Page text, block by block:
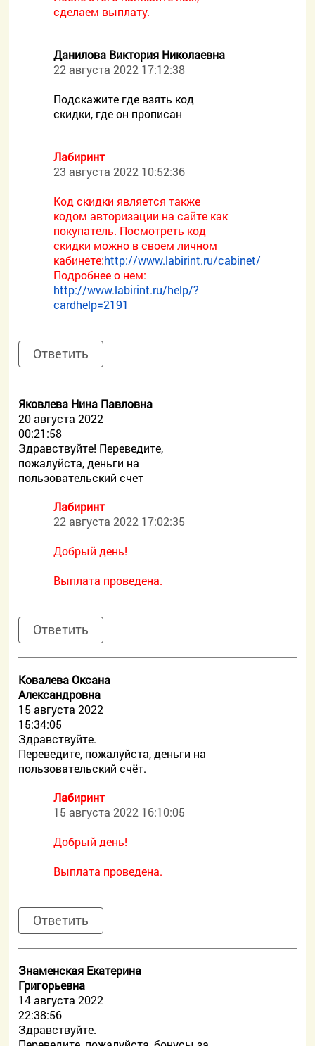
сделаем выплату.
Данилова Виктория Николаевна
22 августа 2022 17:12:38
Подскажите где взять код
скидки, где он прописан
Лабиринт
23 августа 2022 10:52:36
Код скидки является также
кодом авторизации на сайте как
покупатель. Посмотреть код
скидки можно в своем личном
кабинете:http://www.labirint.ru/cabinet/
Подробнее о нем:
http://www.labirint.ru/help/?
cardhelp=2191
Ответить
Яковлева Нина Павловна
20 августа 2022
00:21:58
Здравствуйте! Переведите,
пожалуйста, деньги на
пользовательский счет
Лабиринт
22 августа 2022 17:02:35
Добрый день!
Выплата проведена.
Ответить
Ковалева Оксана
Александровна
15 августа 2022
15:34:05
Здравствуйте.
Переведите, пожалуйста, деньги на
пользовательский счёт.
Лабиринт
15 августа 2022 16:10:05
Добрый день!
Выплата проведена.
Ответить
Знаменская Екатерина
Григорьевна
14 августа 2022
22:38:56
Здравствуйте.